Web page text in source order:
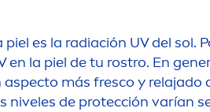
es la radiación UV del sol.
la piel de tu rostro. En
más fresco y relajado
de protección varían